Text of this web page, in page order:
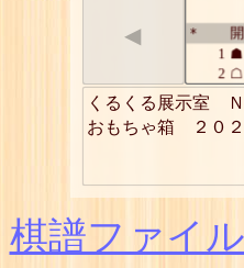
◀ *
1 ☗
2 ☖
☗
5 ☗
8☖
10
11☗
くるくる展示室　
おもちゃ箱　２０
棋譜ファイ